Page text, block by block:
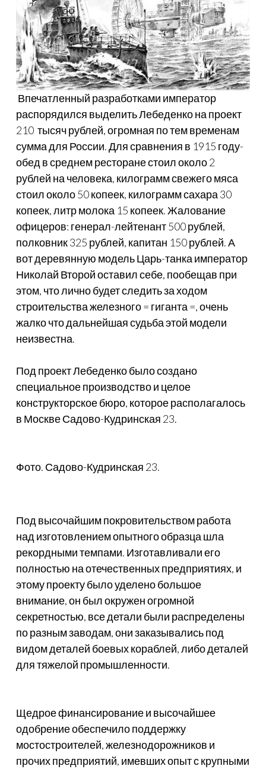
Впечатленный разработками император
распорядился выделить Лебеденко на проект
210 тысяч рублей, огромная по тем временам
сумма для России. Для сравнения в 1915 году-
обед в среднем ресторане стоил около 2
рублей на человека, килограмм свежего мяса
стоил около 50 копеек, килограмм сахара 30
копеек, литр молока 15 копеек. Жалование
офицеров: генерал-лейтенант 500 рублей,
полковник 325 рублей, капитан 150 рублей. А
вот деревянную модель Царь-танка император
Николай Второй оставил себе, пообещав при
этом, что лично будет следить за ходом
строительства железного = гиганта =, очень
жалко что дальнейшая судьба этой модели
неизвестна.
Под проект Лебеденко было создано
специальное производство и целое
конструкторское бюро, которое располагалось
в Москве Садово-Кудринская 23.
Фото. Садово-Кудринская 23.
Под высочайшим покровительством работа
над изготовлением опытного образца шла
рекордными темпами. Изготавливали его
полностью на отечественных предприятиях, и
этому проекту было уделено большое
внимание, он был окружен огромной
секретностью, все детали были распределены
по разным заводам, они заказывались под
видом деталей боевых кораблей, либо деталей
для тяжелой промышленности.
Щедрое финансирование и высочайшее
одобрение обеспечило поддержку
мостостроителей, железнодорожников и
прочих предприятий, имевших опыт с крупными